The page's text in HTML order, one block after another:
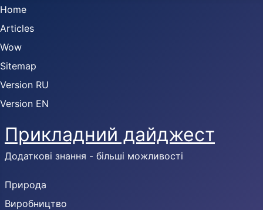
Home
Articles
Wow
Sitemap
Version RU
Version EN
Прикладний дайджест
Додаткові знання - більші можливості
Природа
Виробництво